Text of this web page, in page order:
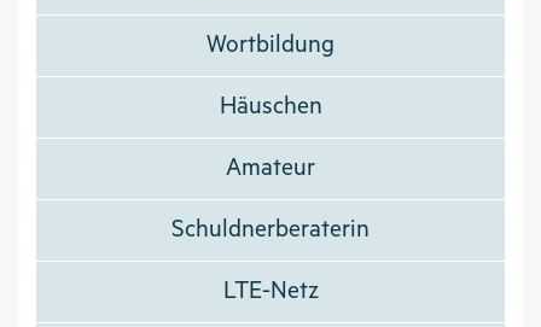
Wortbildung
Häuschen
Amateur
Schuldnerberaterin
LTE-Netz